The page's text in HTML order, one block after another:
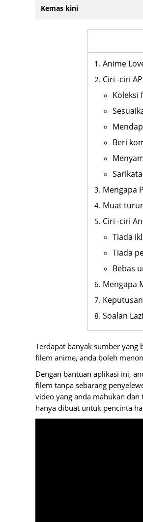
Kemas kini
Anime
Ciri -ciri
Koleksi
Beri
Sarikata
Mengapa
Muat
Ciri -ciri
Tiada
Tiada
Bebas
Mengapa
Soalan
Terdapat banyak sumber yang
filem anime, anda boleh
Dengan bantuan aplikasi ini,
filem tanpa sebarang
video yang anda mahukan
hanya dibuat untuk pencinta